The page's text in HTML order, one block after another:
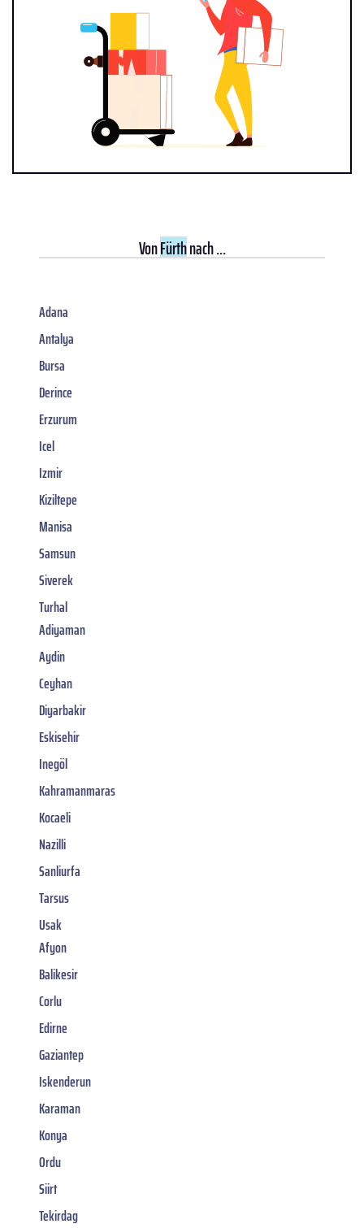
VonFürthnach ...
Adana
Antalya
Bursa
Derince
Erzurum
Icel
Izmir
Kiziltepe
Manisa
Samsun
Siverek
Turhal
Adiyaman
Aydin
Ceyhan
Diyarbakir
Eskisehir
Inegöl
Kahramanmaras
Kocaeli
Nazilli
Sanliurfa
Tarsus
Usak
Afyon
Balikesir
Corlu
Edirne
Gaziantep
Iskenderun
Karaman
Konya
Ordu
Siirt
Tekirdag